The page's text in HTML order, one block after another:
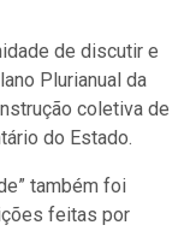
de discutir e
Plurianual da
coletiva de
do Estado.
também foi
feitas por